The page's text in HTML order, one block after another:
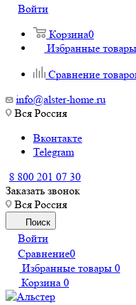
Войти
Корзина0
Избранные товары
Сравнение
info@alster-home.ru
Вся Россия
Вконтакте
Telegram
8 800 201 07 30
Заказать звонок
Вся Россия
Поиск
Войти
Сравнение0
Избранные товары 0
Корзина 0